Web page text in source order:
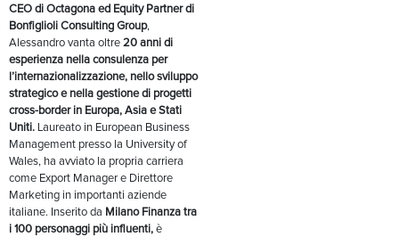
CEO di Octagona ed Equity Partner di
Bonfiglioli Consulting Group,
Alessandro vanta oltre 20 anni di
esperienza nella consulenza per
l’internazionalizzazione, nello sviluppo
strategico e nella gestione di progetti
cross-border in Europa, Asia e Stati
Uniti. Laureato in European Business
Management presso la University of
Wales, ha avviato la propria carriera
come Export Manager e Direttore
Marketing in importanti aziende
italiane. Inserito da Milano Finanza tra
i 100 personaggi più influenti, è